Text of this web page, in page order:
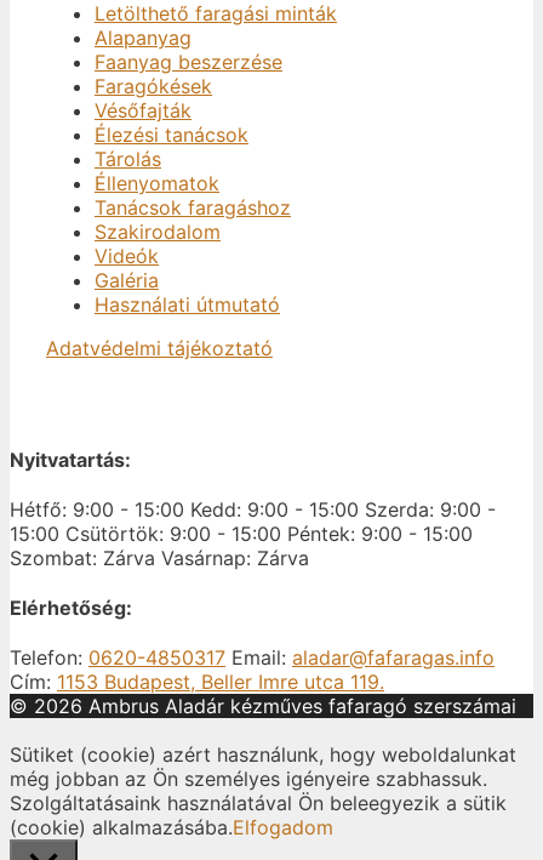
Letölthető faragási minták
Alapanyag
Faanyag beszerzése
Faragókések
Vésőfajták
Élezési tanácsok
Tárolás
Éllenyomatok
Tanácsok faragáshoz
Szakirodalom
Videók
Galéria
Használati útmutató
Adatvédelmi tájékoztató
Nyitvatartás:
Hétfő: 9:00 - 15:00 Kedd: 9:00 - 15:00 Szerda: 9:00 -
15:00 Csütörtök: 9:00 - 15:00 Péntek: 9:00 - 15:00
Szombat: Zárva Vasárnap: Zárva
Elérhetőség:
Telefon: 0620-4850317 Email: aladar@fafaragas.info
Cím: 1153 Budapest, Beller Imre utca 119.
© 2026 Ambrus Aladár kézműves fafaragó szerszámai
Sütiket (cookie) azért használunk, hogy weboldalunkat
még jobban az Ön személyes igényeire szabhassuk.
Szolgáltatásaink használatával Ön beleegyezik a sütik
(cookie) alkalmazásába.Elfogadom